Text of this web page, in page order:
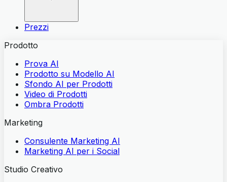
Prezzi
Prodotto
Prova AI
Prodotto su Modello AI
Sfondo AI per Prodotti
Video di Prodotti
Ombra Prodotti
Marketing
Consulente Marketing AI
Marketing AI per i Social
Studio Creativo